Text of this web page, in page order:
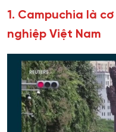
1. Campuchia là
nghiệp Việt Nam